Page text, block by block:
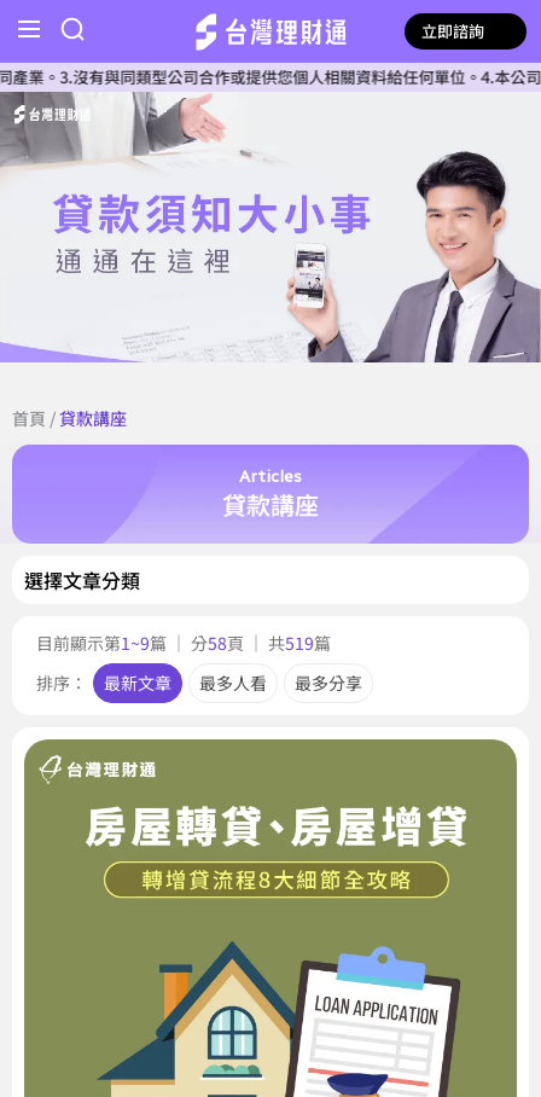
立即諮詢
與同類型公司合作或提供您個人相關資料給任何單位。4.本公司確認核
首頁 /貸款講座
Articles
貸款講座
選擇文章分類
目前顯示第1~9篇 ｜ 分58頁 ｜ 共519篇
排序：
最新文章 最多人看 最多分享